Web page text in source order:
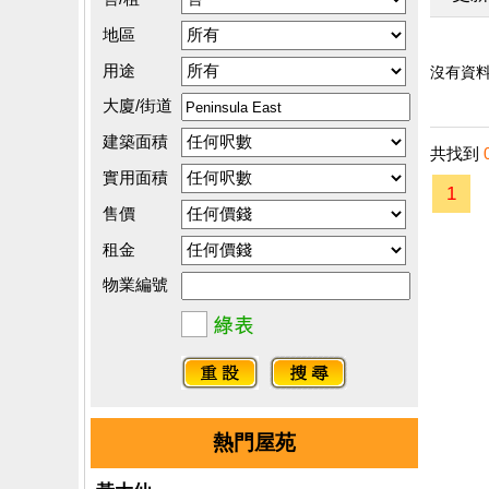
地區
用途
大廈/街道
建築面積
實用面積
售價
租金
物業編號
熱門屋苑
沒有資料
共找到
1